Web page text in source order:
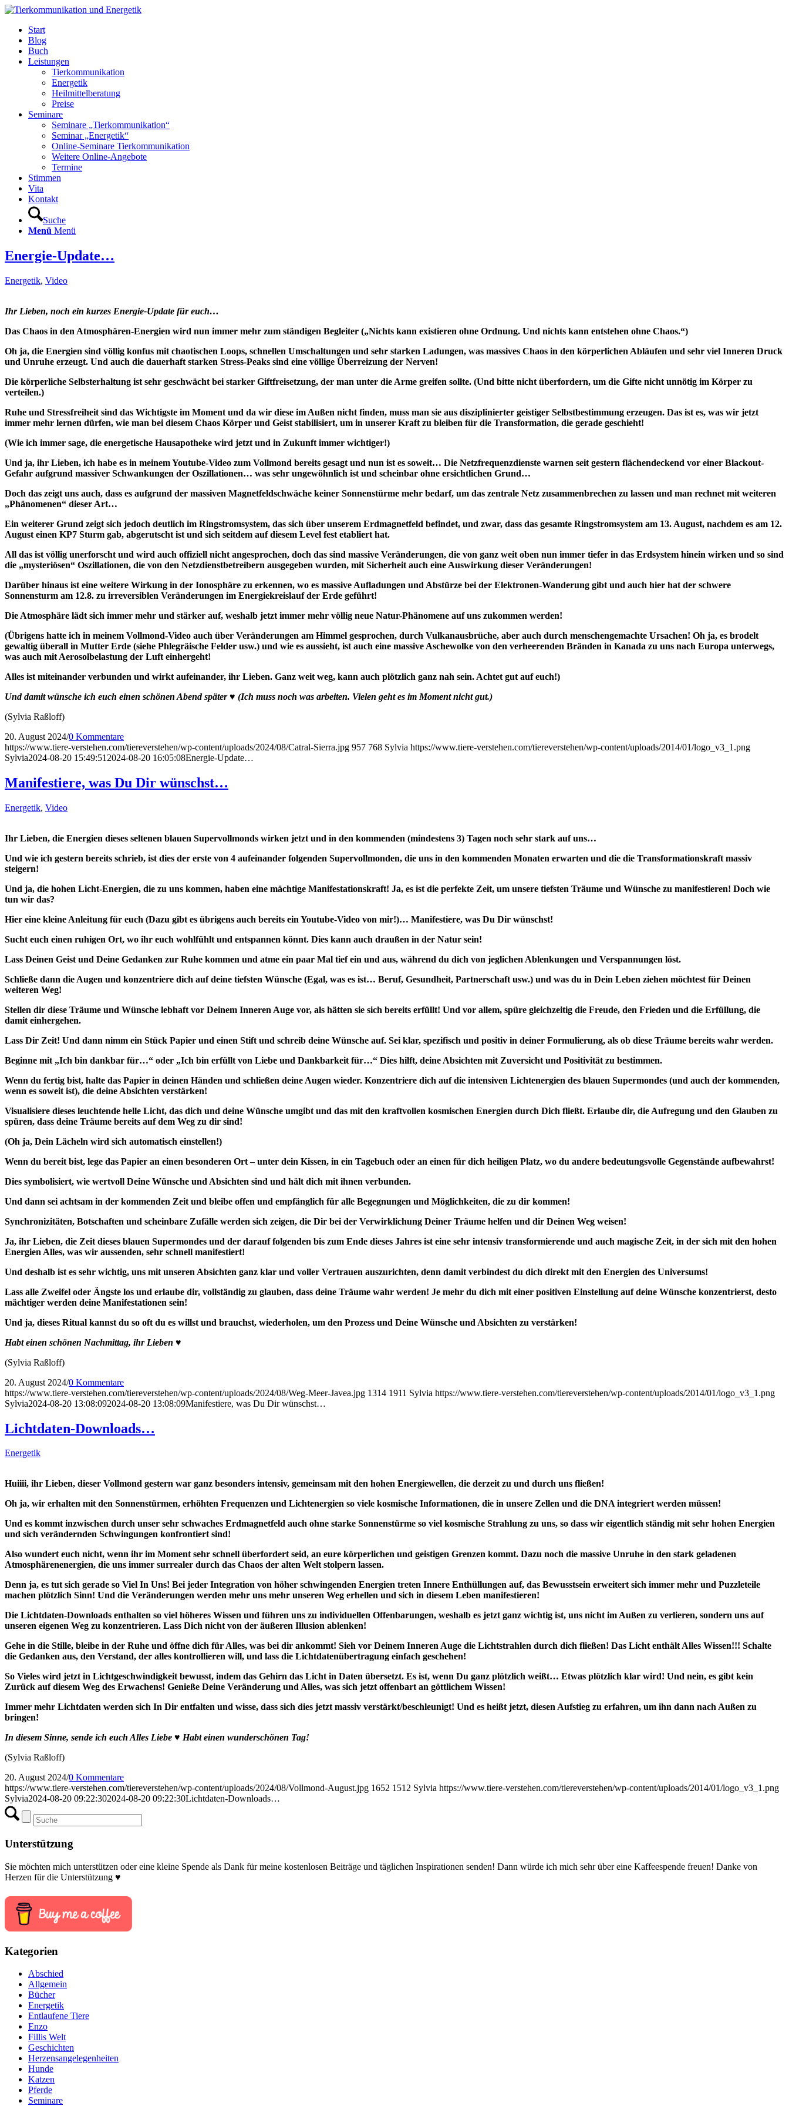
Start
Blog
Buch
Leistungen
Tierkommunikation
Energetik
Heilmittelberatung
Preise
Seminare
Seminare „Tierkommunikation“
Seminar „Energetik“
Online-Seminare Tierkommunikation
Weitere Online-Angebote
Termine
Stimmen
Vita
Kontakt
Suche
Menü Menü
Energie-Update…
Energetik, Video
Ihr Lieben, noch ein kurzes Energie-Update für euch…
Das Chaos in den Atmosphären-Energien wird nun immer mehr zum ständigen Begleiter („Nichts kann existieren ohne Ordnung. Und nichts kann entstehen ohne Chaos.“)
Oh ja, die Energien sind völlig konfus mit chaotischen Loops, schnellen Umschaltungen und sehr starken Ladungen, was massives Chaos in den körperlichen Abläufen und sehr viel Inneren Druck
und Unruhe erzeugt. Und auch die dauerhaft starken Stress-Peaks sind eine völlige Überreizung der Nerven!
Die körperliche Selbsterhaltung ist sehr geschwächt bei starker Giftfreisetzung, der man unter die Arme greifen sollte. (Und bitte nicht überfordern, um die Gifte nicht unnötig im Körper zu
verteilen.)
Ruhe und Stressfreiheit sind das Wichtigste im Moment und da wir diese im Außen nicht finden, muss man sie aus disziplinierter geistiger Selbstbestimmung erzeugen. Das ist es, was wir jetzt
immer mehr lernen dürfen, wie man bei diesem Chaos Körper und Geist stabilisiert, um in unserer Kraft zu bleiben für die Transformation, die gerade geschieht!
(Wie ich immer sage, die energetische Hausapotheke wird jetzt und in Zukunft immer wichtiger!)
Und ja, ihr Lieben, ich habe es in meinem Youtube-Video zum Vollmond bereits gesagt und nun ist es soweit… Die Netzfrequenzdienste warnen seit gestern flächendeckend vor einer Blackout-
Gefahr aufgrund massiver Schwankungen der Oszillationen… was sehr ungewöhnlich ist und scheinbar ohne ersichtlichen Grund…
Doch das zeigt uns auch, dass es aufgrund der massiven Magnetfeldschwäche keiner Sonnenstürme mehr bedarf, um das zentrale Netz zusammenbrechen zu lassen und man rechnet mit weiteren
„Phänomenen“ dieser Art…
Ein weiterer Grund zeigt sich jedoch deutlich im Ringstromsystem, das sich über unserem Erdmagnetfeld befindet, und zwar, dass das gesamte Ringstromsystem am 13. August, nachdem es am 12.
August einen KP7 Sturm gab, abgerutscht ist und sich seitdem auf diesem Level fest etabliert hat.
All das ist völlig unerforscht und wird auch offiziell nicht angesprochen, doch das sind massive Veränderungen, die von ganz weit oben nun immer tiefer in das Erdsystem hinein wirken und so sind
die „mysteriösen“ Oszillationen, die von den Netzdienstbetreibern ausgegeben wurden, mit Sicherheit auch eine Auswirkung dieser Veränderungen!
Darüber hinaus ist eine weitere Wirkung in der Ionosphäre zu erkennen, wo es massive Aufladungen und Abstürze bei der Elektronen-Wanderung gibt und auch hier hat der schwere
Sonnensturm am 12.8. zu irreversiblen Veränderungen im Energiekreislauf der Erde geführt!
Die Atmosphäre lädt sich immer mehr und stärker auf, weshalb jetzt immer mehr völlig neue Natur-Phänomene auf uns zukommen werden!
(Übrigens hatte ich in meinem Vollmond-Video auch über Veränderungen am Himmel gesprochen, durch Vulkanausbrüche, aber auch durch menschengemachte Ursachen! Oh ja, es brodelt
gewaltig überall in Mutter Erde (siehe Phlegräische Felder usw.) und wie es aussieht, ist auch eine massive Aschewolke von den verheerenden Bränden in Kanada zu uns nach Europa unterwegs,
was auch mit Aerosolbelastung der Luft einhergeht!
Alles ist miteinander verbunden und wirkt aufeinander, ihr Lieben. Ganz weit weg, kann auch plötzlich ganz nah sein. Achtet gut auf euch!)
Und damit wünsche ich euch einen schönen Abend später ♥ (Ich muss noch was arbeiten. Vielen geht es im Moment nicht gut.)
(Sylvia Raßloff)
20. August 2024/0 Kommentare
https://www.tiere-verstehen.com/tiereverstehen/wp-content/uploads/2024/08/Catral-Sierra.jpg 957 768 Sylvia https://www.tiere-verstehen.com/tiereverstehen/wp-content/uploads/2014/01/logo_v3_1.png
Sylvia2024-08-20 15:49:51 2024-08-20 16:05:08Energie-Update…
Manifestiere, was Du Dir wünschst…
Energetik, Video
Ihr Lieben, die Energien dieses seltenen blauen Supervollmonds wirken jetzt und in den kommenden (mindestens 3) Tagen noch sehr stark auf uns…
Und wie ich gestern bereits schrieb, ist dies der erste von 4 aufeinander folgenden Supervollmonden, die uns in den kommenden Monaten erwarten und die die Transformationskraft massiv
steigern!
Und ja, die hohen Licht-Energien, die zu uns kommen, haben eine mächtige Manifestationskraft! Ja, es ist die perfekte Zeit, um unsere tiefsten Träume und Wünsche zu manifestieren! Doch wie
tun wir das?
Hier eine kleine Anleitung für euch (Dazu gibt es übrigens auch bereits ein Youtube-Video von mir!)… Manifestiere, was Du Dir wünschst!
Sucht euch einen ruhigen Ort, wo ihr euch wohlfühlt und entspannen könnt. Dies kann auch draußen in der Natur sein!
Lass Deinen Geist und Deine Gedanken zur Ruhe kommen und atme ein paar Mal tief ein und aus, während du dich von jeglichen Ablenkungen und Verspannungen löst.
Schließe dann die Augen und konzentriere dich auf deine tiefsten Wünsche (Egal, was es ist… Beruf, Gesundheit, Partnerschaft usw.) und was du in Dein Leben ziehen möchtest für Deinen
weiteren Weg!
Stellen dir diese Träume und Wünsche lebhaft vor Deinem Inneren Auge vor, als hätten sie sich bereits erfüllt! Und vor allem, spüre gleichzeitig die Freude, den Frieden und die Erfüllung, die
damit einhergehen.
Lass Dir Zeit! Und dann nimm ein Stück Papier und einen Stift und schreib deine Wünsche auf. Sei klar, spezifisch und positiv in deiner Formulierung, als ob diese Träume bereits wahr werden.
Beginne mit „Ich bin dankbar für…“ oder „Ich bin erfüllt von Liebe und Dankbarkeit für…“ Dies hilft, deine Absichten mit Zuversicht und Positivität zu bestimmen.
Wenn du fertig bist, halte das Papier in deinen Händen und schließen deine Augen wieder. Konzentriere dich auf die intensiven Lichtenergien des blauen Supermondes (und auch der kommenden,
wenn es soweit ist), die deine Absichten verstärken!
Visualisiere dieses leuchtende helle Licht, das dich und deine Wünsche umgibt und das mit den kraftvollen kosmischen Energien durch Dich fließt. Erlaube dir, die Aufregung und den Glauben zu
spüren, dass deine Träume bereits auf dem Weg zu dir sind!
(Oh ja, Dein Lächeln wird sich automatisch einstellen!)
Wenn du bereit bist, lege das Papier an einen besonderen Ort – unter dein Kissen, in ein Tagebuch oder an einen für dich heiligen Platz, wo du andere bedeutungsvolle Gegenstände aufbewahrst!
Dies symbolisiert, wie wertvoll Deine Wünsche und Absichten sind und hält dich mit ihnen verbunden.
Und dann sei achtsam in der kommenden Zeit und bleibe offen und empfänglich für alle Begegnungen und Möglichkeiten, die zu dir kommen!
Synchronizitäten, Botschaften und scheinbare Zufälle werden sich zeigen, die Dir bei der Verwirklichung Deiner Träume helfen und dir Deinen Weg weisen!
Ja, ihr Lieben, die Zeit dieses blauen Supermondes und der darauf folgenden bis zum Ende dieses Jahres ist eine sehr intensiv transformierende und auch magische Zeit, in der sich mit den hohen
Energien Alles, was wir aussenden, sehr schnell manifestiert!
Und deshalb ist es sehr wichtig, uns mit unseren Absichten ganz klar und voller Vertrauen auszurichten, denn damit verbindest du dich direkt mit den Energien des Universums!
Lass alle Zweifel oder Ängste los und erlaube dir, vollständig zu glauben, dass deine Träume wahr werden! Je mehr du dich mit einer positiven Einstellung auf deine Wünsche konzentrierst, desto
mächtiger werden deine Manifestationen sein!
Und ja, dieses Ritual kannst du so oft du es willst und brauchst, wiederholen, um den Prozess und Deine Wünsche und Absichten zu verstärken!
Habt einen schönen Nachmittag, ihr Lieben ♥
(Sylvia Raßloff)
20. August 2024/0 Kommentare
https://www.tiere-verstehen.com/tiereverstehen/wp-content/uploads/2024/08/Weg-Meer-Javea.jpg 1314 1911 Sylvia https://www.tiere-verstehen.com/tiereverstehen/wp-content/uploads/2014/01/logo_v3_1.png
Sylvia2024-08-20 13:08:092024-08-20 13:08:09Manifestiere, was Du Dir wünschst…
Lichtdaten-Downloads…
Energetik
Huiiii, ihr Lieben, dieser Vollmond gestern war ganz besonders intensiv, gemeinsam mit den hohen Energiewellen, die derzeit zu und durch uns fließen!
Oh ja, wir erhalten mit den Sonnenstürmen, erhöhten Frequenzen und Lichtenergien so viele kosmische Informationen, die in unsere Zellen und die DNA integriert werden müssen!
Und es kommt inzwischen durch unser sehr schwaches Erdmagnetfeld auch ohne starke Sonnenstürme so viel kosmische Strahlung zu uns, so dass wir eigentlich ständig mit sehr hohen Energien
und sich verändernden Schwingungen konfrontiert sind!
Also wundert euch nicht, wenn ihr im Moment sehr schnell überfordert seid, an eure körperlichen und geistigen Grenzen kommt. Dazu noch die massive Unruhe in den stark geladenen
Atmosphärenenergien, die uns immer surrealer durch das Chaos der alten Welt stolpern lassen.
Denn ja, es tut sich gerade so Viel In Uns! Bei jeder Integration von höher schwingenden Energien treten Innere Enthüllungen auf, das Bewusstsein erweitert sich immer mehr und Puzzleteile
machen plötzlich Sinn! Und die Veränderungen werden mehr uns mehr unseren Weg erhellen und sich in diesem Leben manifestieren!
Die Lichtdaten-Downloads enthalten so viel höheres Wissen und führen uns zu individuellen Offenbarungen, weshalb es jetzt ganz wichtig ist, uns nicht im Außen zu verlieren, sondern uns auf
unseren eigenen Weg zu konzentrieren. Lass Dich nicht von der äußeren Illusion ablenken!
Gehe in die Stille, bleibe in der Ruhe und öffne dich für Alles, was bei dir ankommt! Sieh vor Deinem Inneren Auge die Lichtstrahlen durch dich fließen! Das Licht enthält Alles Wissen!!! Schalte
die Gedanken aus, den Verstand, der alles kontrollieren will, und lass die Lichtdatenübertragung einfach geschehen!
So Vieles wird jetzt in Lichtgeschwindigkeit bewusst, indem das Gehirn das Licht in Daten übersetzt. Es ist, wenn Du ganz plötzlich weißt… Etwas plötzlich klar wird! Und nein, es gibt kein
Zurück auf diesem Weg des Erwachens! Genieße Deine Veränderung und Alles, was sich jetzt offenbart an göttlichem Wissen!
Immer mehr Lichtdaten werden sich In Dir entfalten und wisse, dass sich dies jetzt massiv verstärkt/beschleunigt! Und es heißt jetzt, diesen Aufstieg zu erfahren, um ihn dann nach Außen zu
bringen!
In diesem Sinne, sende ich euch Alles Liebe ♥ Habt einen wunderschönen Tag!
(Sylvia Raßloff)
20. August 2024/0 Kommentare
https://www.tiere-verstehen.com/tiereverstehen/wp-content/uploads/2024/08/Vollmond-August.jpg 1652 1512 Sylvia https://www.tiere-verstehen.com/tiereverstehen/wp-content/uploads/2014/01/logo_v3_1.png
Sylvia2024-08-20 09:22:302024-08-20 09:22:30Lichtdaten-Downloads…
Unterstützung
Sie möchten mich unterstützen oder eine kleine Spende als Dank für meine kostenlosen Beiträge und täglichen Inspirationen senden! Dann würde ich mich sehr über eine Kaffeespende freuen! Danke von
Herzen für die Unterstützung ♥
Kategorien
Abschied
Allgemein
Bücher
Energetik
Entlaufene Tiere
Enzo
Fillis Welt
Geschichten
Herzensangelegenheiten
Hunde
Katzen
Pferde
Seminare